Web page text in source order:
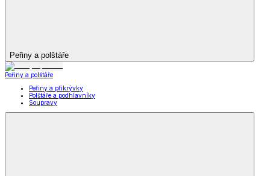
Peřiny a polštáře
Peřiny a polštáře
Peřiny a přikrývky
Polštáře a podhlavníky
Soupravy